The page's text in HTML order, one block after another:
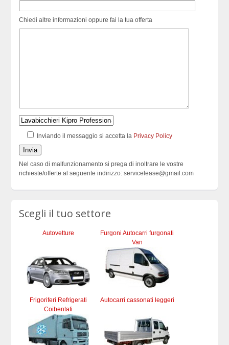
Chiedi altre informazioni oppure fai la tua offerta
Inviando il messaggio si accetta la Privacy Policy
Nel caso di malfunzionamento si prega di inoltrare le vostre
richieste/offerte al seguente indirizzo: servicelease@gmail.com
Scegli il tuo settore
Autovetture
Furgoni Autocarri furgonati
Van
Frigoriferi Refrigerati
Coibentati
Autocarri cassonati leggeri